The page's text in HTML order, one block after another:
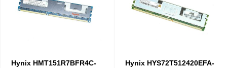
Hynix HMT151R7BFR4C-
Hynix HYS72T512420EFA-